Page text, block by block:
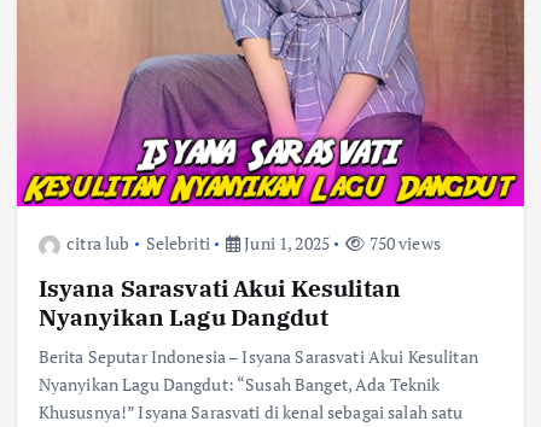
citra lub Selebriti Juni 1, 2025 750 views
Isyana Sarasvati Akui Kesulitan
Nyanyikan Lagu Dangdut
Berita Seputar Indonesia – Isyana Sarasvati Akui Kesulitan
Nyanyikan Lagu Dangdut: “Susah Banget, Ada Teknik
Khususnya!” Isyana Sarasvati di kenal sebagai salah satu